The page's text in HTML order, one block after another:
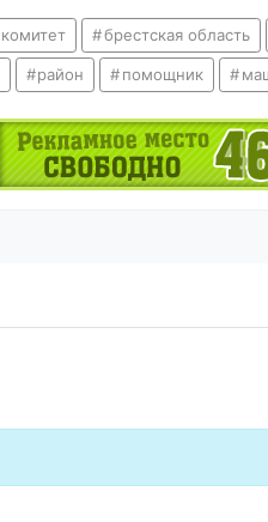
комитет брестская область
район помощник